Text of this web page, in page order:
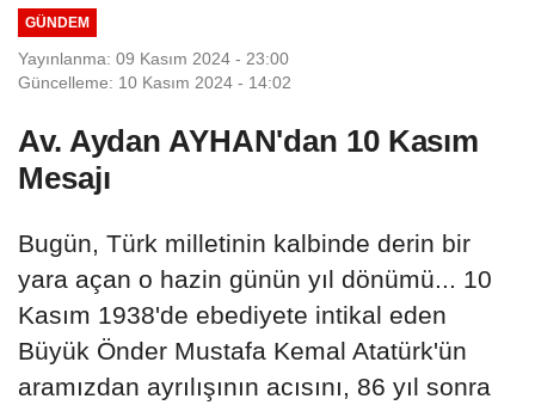
GÜNDEM
Yayınlanma: 09 Kasım 2024 - 23:00
Güncelleme: 10 Kasım 2024 - 14:02
Av. Aydan AYHAN'dan 10 Kasım
Mesajı
Bugün, Türk milletinin kalbinde derin bir
yara açan o hazin günün yıl dönümü... 10
Kasım 1938'de ebediyete intikal eden
Büyük Önder Mustafa Kemal Atatürk'ün
aramızdan ayrılışının acısını, 86 yıl sonra